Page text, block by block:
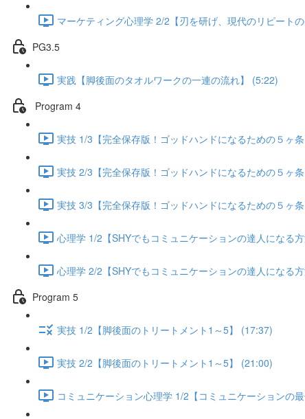
マーケティング心理学 2/2【刃を研げ、現代のリピート
PG3.5
実践【脚後面のタオルワークの一連の流れ】 (5:22)
Program 4
実技 1/3【完全保存版！ゴッドハンドになるための５ヶ
実技 2/3【完全保存版！ゴッドハンドになるための５ヶ
実技 3/3【完全保存版！ゴッドハンドになるための５ヶ
心理学 1/2【SHYでもコミュニケーションの達人になる
心理学 2/2【SHYでもコミュニケーションの達人になる
Program 5
実技 1/2【脚後面のトリートメント1～5】 (17:37)
実技 2/2【脚後面のトリートメント1～5】 (21:00)
コミュニケーション心理学 1/2【コミュニケーションの